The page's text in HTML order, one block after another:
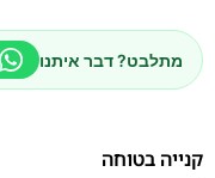
מתלבט? דבר איתנו
קנייה בטוחה